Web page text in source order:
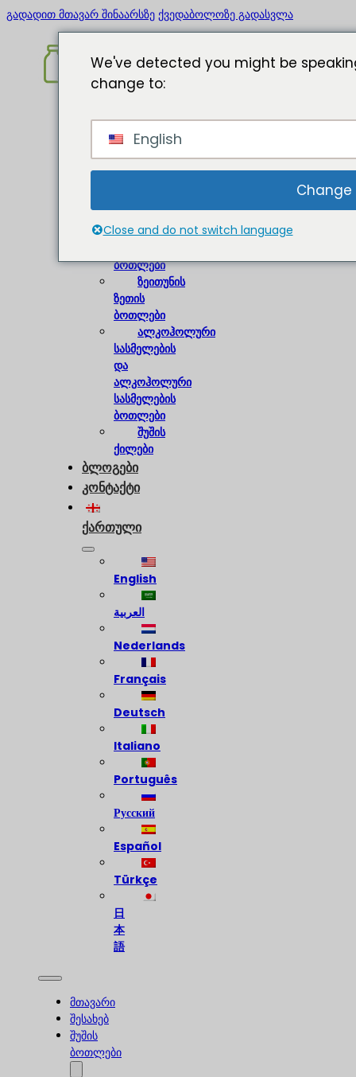
გადადით მთავარ შინაარსზე ქვედაბოლოზე გადასვლა
მთავარი
შესახებ
შუშის
ღვინის
ბოთლები
ბოთლები
ზეითუნის
ზეთის
ბოთლები
ალკოჰოლური
სასმელების
და
ალკოჰოლური
სასმელების
ბოთლები
შუშის
ქილები
ბლოგები
კონტაქტი
ქართული
English
العربية
Nederlands
Français
Deutsch
Italiano
Português
Русский
Español
Türkçe
日
本
語
მთავარი
შესახებ
შუშის
ბოთლები
We've detected you might be
change to:
English
Close and do not switch language